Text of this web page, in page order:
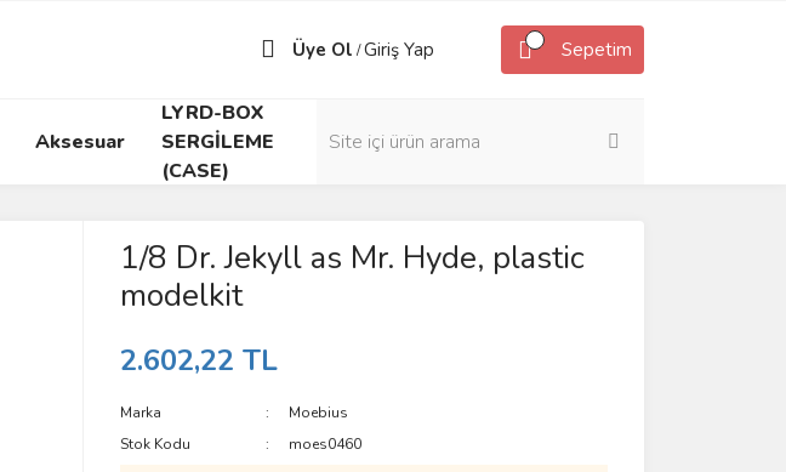
Üye Ol /Giriş Yap Sepetim
Aksesuar
LYRD-BOX
SERGİLEME
(CASE)
1/8 Dr. Jekyll as Mr. Hyde, plastic
modelkit
2.602,22 TL
Marka
Moebius
Stok Kodu
moes0460